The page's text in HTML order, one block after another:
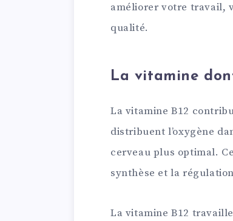
améliorer votre travail,
qualité.
La vitamine
La vitamine B12
distribuent l’oxygène
cerveau plus optimal.
synthèse et la
La vitamine B12